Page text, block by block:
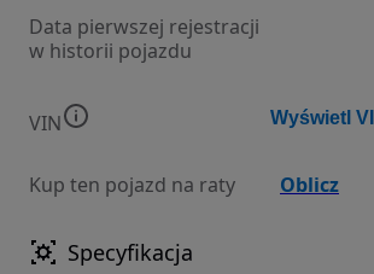
Data pierwszej rejestracji
w historii pojazdu
VIN Wyświetl
Kup ten pojazd na raty Oblicz
Specyfikacja